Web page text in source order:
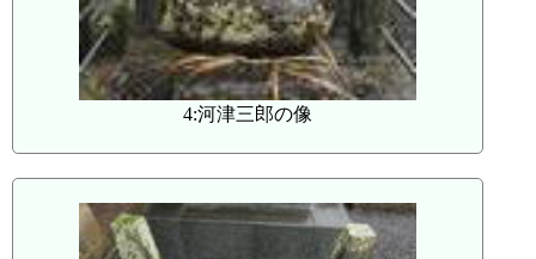
4:河津三郎の像